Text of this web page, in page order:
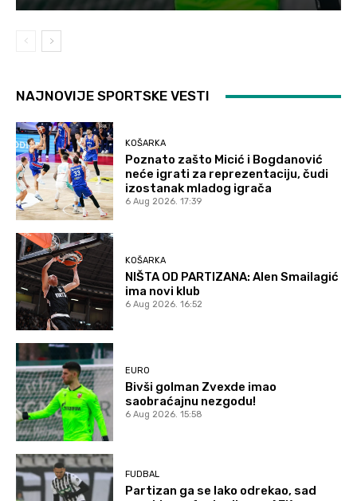
NAJNOVIJE SPORTSKE VESTI
KOŠARKA
Poznato zašto Micić i Bogdanović
neće igrati za reprezentaciju, čudi
izostanak mladog igrača
6 Aug 2026. 17:39
KOŠARKA
NIŠTA OD PARTIZANA: Alen Smailagić
ima novi klub
6 Aug 2026. 16:52
EURO
Bivši golman Zvexde imao
saobraćajnu nezgodu!
6 Aug 2026. 15:58
FUDBAL
Partizan ga se lako odrekao, sad